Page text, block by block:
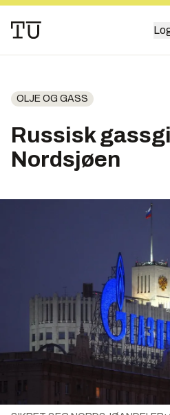
OLJE OG GASS
Russisk
Nordsjøen